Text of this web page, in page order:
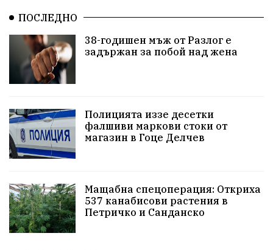
Красива България АМ Струма Белица
РСПБЗН Красивите медии
досъдебно производство Добро дело
Благотворителност Апостол Апостолов
домашно насилие Пътна безопасност ГДБОП
Проверки здравеопазване Росен Желязков
ПОСЛЕДНО
38-годишен мъж от Разлог е
задържан за побой над жена
Полицията иззе десетки
фалшиви маркови стоки от
магазин в Гоце Делчев
Мащабна спецоперация: Откриха
537 канабисови растения в
Петричко и Санданско